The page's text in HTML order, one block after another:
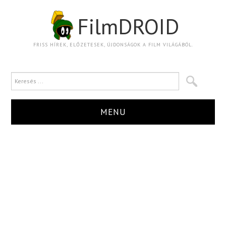
FilmDROID
FRISS HÍREK, ELŐZETESEK, ÚJDONSÁGOK A FILM VILÁGÁBÓL.
MENU